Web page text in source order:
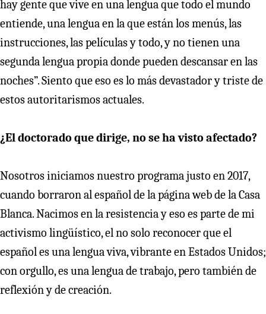
hay gente que vive en una lengua que todo el mundo
entiende, una lengua en la que están los menús, las
instrucciones, las películas y todo, y no tienen una
segunda lengua propia donde pueden descansar en las
noches”. Siento que eso es lo más devastador y triste de
estos autoritarismos actuales.
¿El doctorado que dirige, no se ha visto afectado?
Nosotros iniciamos nuestro programa justo en 2017,
cuando borraron al español de la página web de la Casa
Blanca. Nacimos en la resistencia y eso es parte de mi
activismo lingüístico, el no solo reconocer que el
español es una lengua viva, vibrante en Estados Unidos;
con orgullo, es una lengua de trabajo, pero también de
reflexión y de creación.